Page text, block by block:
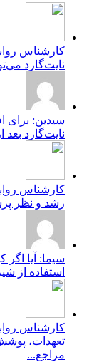
کارشناس
نایت‌گارد
سیدین: برای
نایت‌گارد
کارشناس
رشد و نظر
سیما: آیا
استفاده
کارشناس
تعهدات،
مراجع...